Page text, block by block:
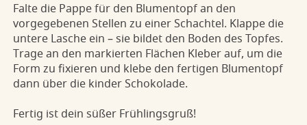
Falte die Pappe für den Blumentopf an den
vorgegebenen Stellen zu einer Schachtel. Klappe die
untere Lasche ein – sie bildet den Boden des Topfes.
Trage an den markierten Flächen Kleber auf, um die
Form zu fixieren und klebe den fertigen Blumentopf
dann über die kinder Schokolade.
Fertig ist dein süßer Frühlingsgruß!